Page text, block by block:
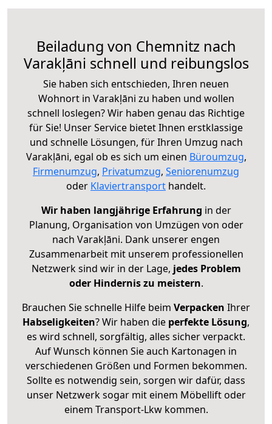
Beiladung von Chemnitz nach
Varakļāni schnell und reibungslos
Sie haben sich entschieden, Ihren neuen
Wohnort in Varakļāni zu haben und wollen
schnell loslegen? Wir haben genau das Richtige
für Sie! Unser Service bietet Ihnen erstklassige
und schnelle Lösungen, für Ihren Umzug nach
Varakļāni, egal ob es sich um einen Büroumzug,
Firmenumzug, Privatumzug, Seniorenumzug
oder Klaviertransport handelt.
Wir haben langjährige Erfahrung in der
Planung, Organisation von Umzügen von oder
nach Varakļāni. Dank unserer engen
Zusammenarbeit mit unserem professionellen
Netzwerk sind wir in der Lage, jedes Problem
oder Hindernis zu meistern.
Brauchen Sie schnelle Hilfe beim Verpacken Ihrer
Habseligkeiten? Wir haben die perfekte Lösung,
es wird schnell, sorgfältig, alles sicher verpackt.
Auf Wunsch können Sie auch Kartonagen in
verschiedenen Größen und Formen bekommen.
Sollte es notwendig sein, sorgen wir dafür, dass
unser Netzwerk sogar mit einem Möbellift oder
einem Transport-Lkw kommen.